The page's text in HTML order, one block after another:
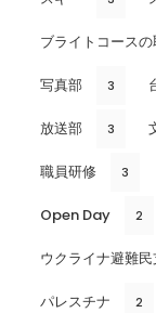
ブライトコース
写真部 3
放送部 3
職員研修 3
Open Day 2
ウクライナ避難民
パレスチナ 2